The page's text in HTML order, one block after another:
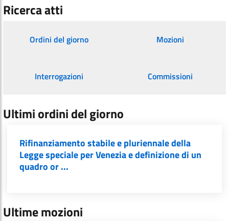
Ricerca atti
Ordini del giorno Mozioni
Interrogazioni Commissioni
Ultimi ordini del giorno
Rifinanziamento stabile e pluriennale della
Legge speciale per Venezia e definizione di un
quadro or ...
Ultime mozioni